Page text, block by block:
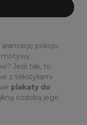
pokoju
motywy
Jeśli tak, to
z tekstyliami
plakaty do
ozdobą jego